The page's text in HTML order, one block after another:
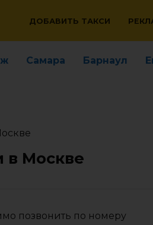
ДОБАВИТЬ ТАКСИ
Самара Барнаул
в Москве
позвонить по номеру